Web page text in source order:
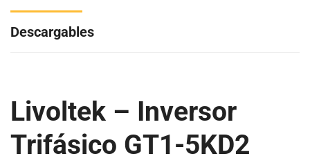
Descargables
Livoltek – Inversor
Trifásico GT1-5KD2